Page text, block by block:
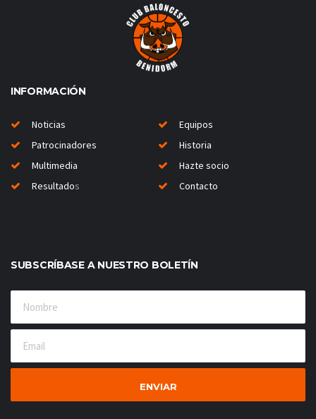
INFORMACIÓN
Noticias
Equipos
Patrocinadores
Historia
Multimedia
Hazte socio
Resultados Contacto
SUBSCRÍBASE A NUESTRO BOLETÍN